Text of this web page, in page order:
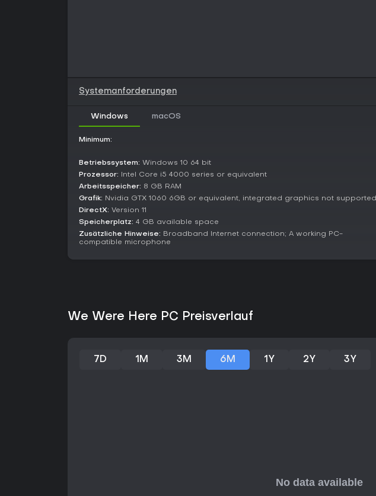
Systemanforderungen
Windows macOS
Minimum:
Betriebssystem: Windows 10 64 bit
Prozessor: Intel Core i5 4000 series or equivalent
Arbeitsspeicher: 8 GB RAM
Grafik: Nvidia GTX 1060 6GB or equivalent, integrated graphics not supported
DirectX: Version 11
Speicherplatz: 4 GB available space
Zusätzliche Hinweise: Broadband Internet connection; A working PC-
compatible microphone
We Were Here PC Preisverlauf
7D 1M 3M 6M 1Y 2Y 3Y